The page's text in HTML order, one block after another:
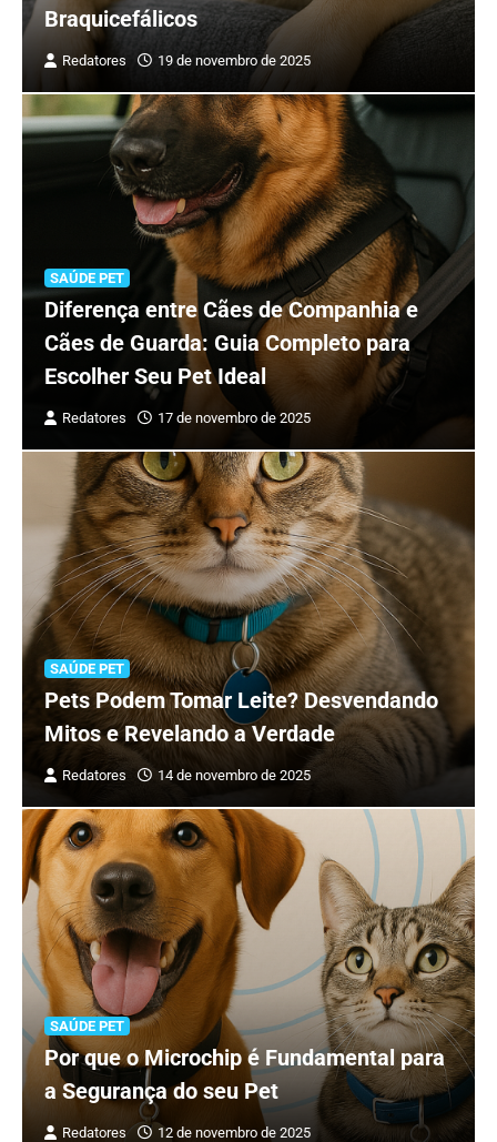
Braquicefálicos
Redatores 19 de novembro de 2025
SAÚDE PET
Diferença entre Cães de Companhia e
Cães de Guarda: Guia Completo para
Escolher Seu Pet Ideal
Redatores 17 de novembro de 2025
SAÚDE PET
Pets Podem Tomar Leite? Desvendando
Mitos e Revelando a Verdade
Redatores 14 de novembro de 2025
SAÚDE PET
Por que o Microchip é Fundamental para
a Segurança do seu Pet
Redatores 12 de novembro de 2025